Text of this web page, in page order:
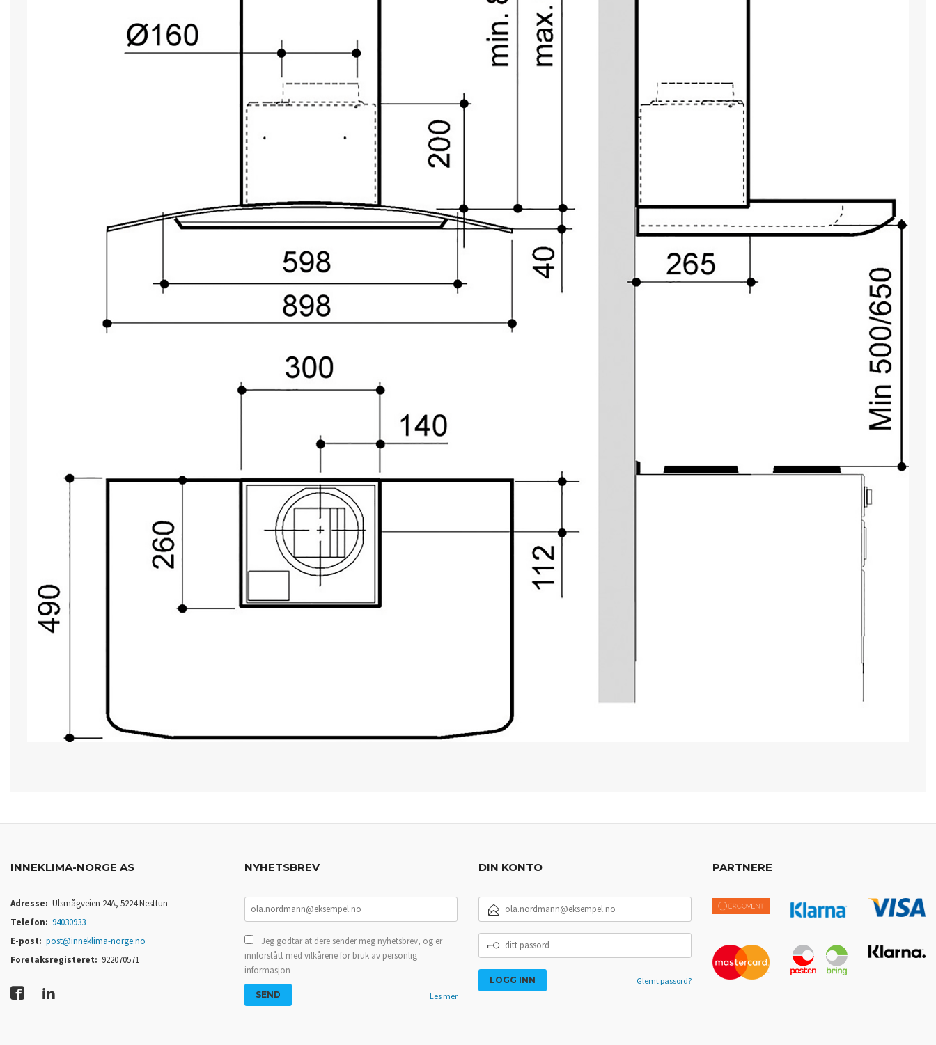
INNEKLIMA-NORGE AS
Adresse: Ulsmågveien 24A, 5224 Nesttun
Telefon: 94030933
E-post: post@inneklima-norge.no
Foretaksregisteret: 922070571
NYHETSBREV
Jeg godtar at dere sender meg nyhetsbrev, og er
innforstått med vilkårene for bruk av personlig
informasjon
Les mer
DIN KONTO
E-
POSTADRESSE
DITT
PASSORD
Glemt passord?
PARTNERE